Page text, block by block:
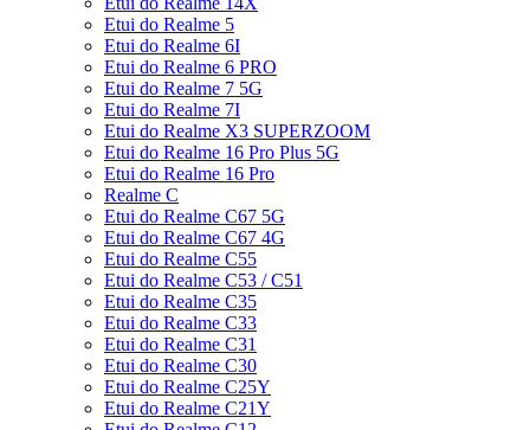
Etui do Realme 5
Etui do Realme 6I
Etui do Realme 6 PRO
Etui do Realme 7 5G
Etui do Realme 7I
Etui do Realme X3 SUPERZOOM
Etui do Realme 16 Pro Plus 5G
Etui do Realme 16 Pro
Realme C
Etui do Realme C67 5G
Etui do Realme C67 4G
Etui do Realme C55
Etui do Realme C53 / C51
Etui do Realme C35
Etui do Realme C33
Etui do Realme C31
Etui do Realme C30
Etui do Realme C25Y
Etui do Realme C21Y